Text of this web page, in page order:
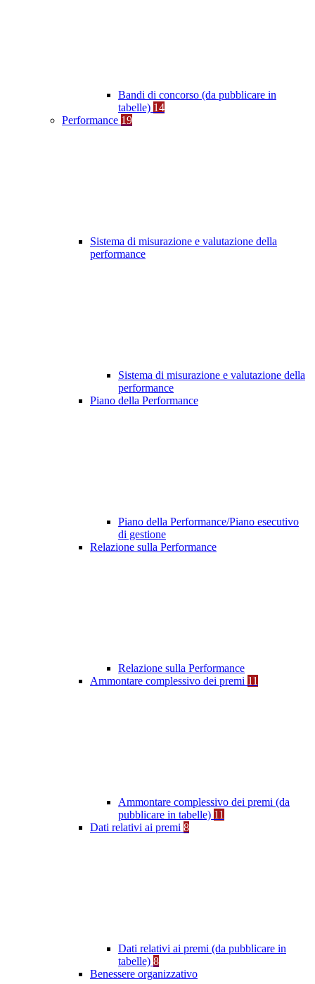
Bandi di concorso (da pubblicare in
tabelle) 14
Performance 19
Sistema di misurazione e valutazione della
performance
Sistema di misurazione e valutazione della
performance
Piano della Performance
Piano della Performance/Piano esecutivo
di gestione
Relazione sulla Performance
Relazione sulla Performance
Ammontare complessivo dei premi 11
Ammontare complessivo dei premi (da
pubblicare in tabelle) 11
Dati relativi ai premi 8
Dati relativi ai premi (da pubblicare in
tabelle) 8
Benessere organizzativo